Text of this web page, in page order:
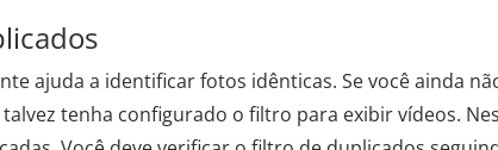
ajuda a identificar fotos idênticas. Se você ainda
tenha configurado o filtro para exibir vídeos.